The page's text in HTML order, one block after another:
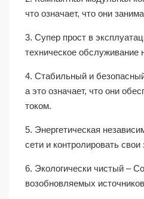
что означает, что они
3. Супер прост в
техническое обслуживание
4. Стабильный и
а это означает, что они
током.
5. Энергетическая
сети и контролировать
6. Экологически чистый –
возобновляемых